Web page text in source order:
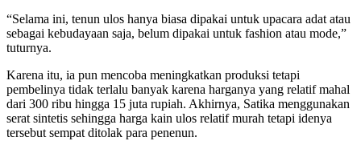
“Selama ini, tenun ulos hanya biasa dipakai untuk upacara adat atau
sebagai kebudayaan saja, belum dipakai untuk fashion atau mode,”
tuturnya.
Karena itu, ia pun mencoba meningkatkan produksi tetapi
pembelinya tidak terlalu banyak karena harganya yang relatif mahal
dari 300 ribu hingga 15 juta rupiah. Akhirnya, Satika menggunakan
serat sintetis sehingga harga kain ulos relatif murah tetapi idenya
tersebut sempat ditolak para penenun.